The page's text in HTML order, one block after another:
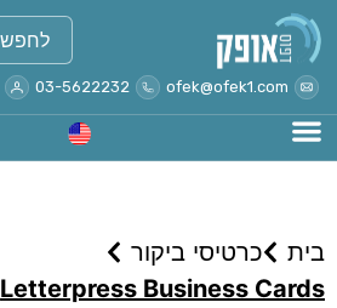
ofek@ofek1.com
03-5622232
בית
כרטיסי ביקור
Letterpress Business Cards